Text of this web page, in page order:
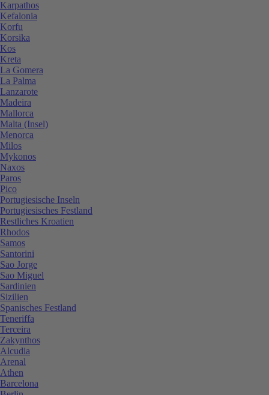
Karpathos
Kefalonia
Korfu
Korsika
Kos
Kreta
La Gomera
La Palma
Lanzarote
Madeira
Mallorca
Malta (Insel)
Menorca
Milos
Mykonos
Naxos
Paros
Pico
Portugiesische Inseln
Portugiesisches Festland
Restliches Kroatien
Rhodos
Samos
Santorini
Sao Jorge
Sao Miguel
Sardinien
Sizilien
Spanisches Festland
Teneriffa
Terceira
Zakynthos
Alcudia
Arenal
Athen
Barcelona